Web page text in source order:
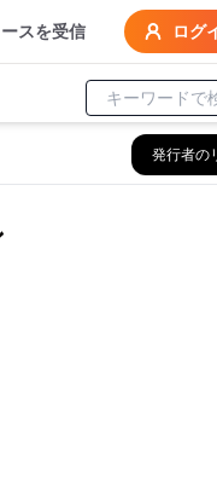
スを受信 ログ
発行者の